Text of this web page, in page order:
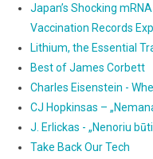
Japan’s Shocking
Vaccination Records
Lithium, the Essential
Best of James Corbett
Charles Eisenstein -
CJ Hopkinsas –
J. Erlickas - „Nenoriu
Take Back Our Tech